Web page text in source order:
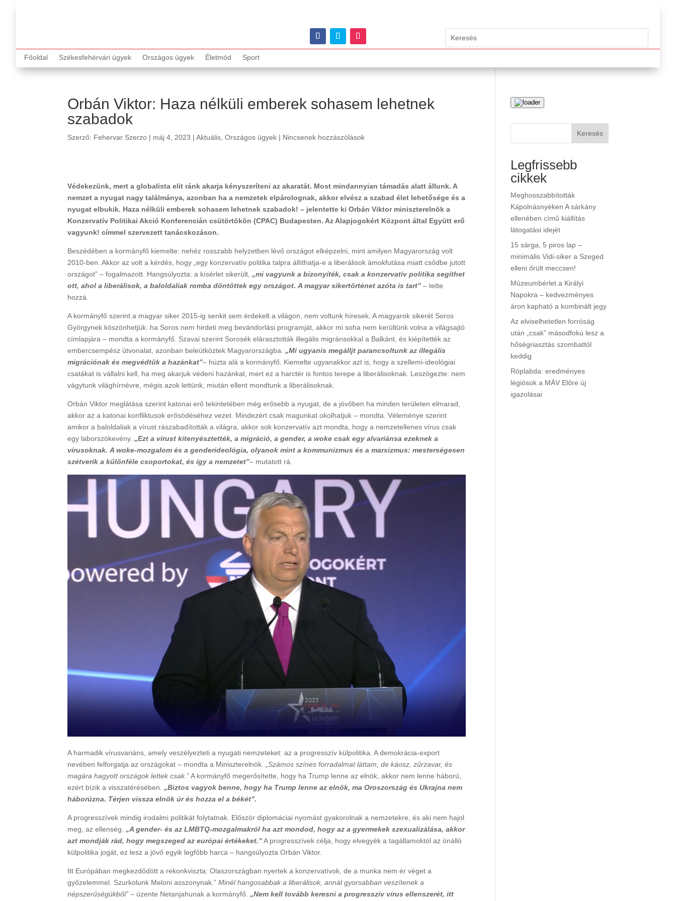
Főoldal Székesfehérvári ügyek Országos ügyek Életmód Sport
Orbán Viktor: Haza nélküli emberek sohasem lehetnek
szabadok
Szerző: Fehervar Szerzo | máj 4, 2023 |Aktuális ,Országos ügyek | Nincsenek hozzászólások
Védekezünk, mert a globalista elit ránk akarja kényszeríteni az akaratát. Most mindannyian támadás alatt állunk. A
nemzet a nyugat nagy találmánya, azonban ha a nemzetek elpárolognak, akkor elvész a szabad élet lehetősége és a
nyugat elbukik. Haza nélküli emberek sohasem lehetnek szabadok! – jelentette ki Orbán Viktor miniszterelnök a
Konzervatív Politikai Akció Konferencián csütörtökön (CPAC) Budapesten. Az Alapjogokért Központ által Együtt erő
vagyunk! címmel szervezett tanácskozáson.
Beszédében a kormányfő kiemelte: nehéz rosszabb helyzetben lévő országot elképzelni, mint amilyen Magyarország volt
2010-ben. Akkor az volt a kérdés, hogy „egy konzervatív politika talpra állíthatja-e a liberálisok ámokfutása miatt csődbe jutott
országot” – fogalmazott. Hangsúlyozta: a kísérlet sikerült,„mi vagyunk a bizonyíték, csak a konzervatív politika segíthet
ott, ahol a liberálisok, a baloldaliak romba döntöttek egy országot.A magyar sikertörténet azóta is tart” – tette
hozzá.
A kormányfő szerint a magyar siker 2015-ig senkit sem érdekelt a világon, nem voltunk híresek. A magyarok sikerét Soros
Györgynek köszönhetjük: ha Soros nem hirdeti meg bevándorlási programját, akkor mi soha nem kerültünk volna a világsajtó
címlapjára – mondta a kormányfő. Szavai szerint Sorosék elárasztották illegális migránsokkal a Balkánt, és kiépítették az
embercsempész útvonalat, azonban beleütköztek Magyarországba.„Mi ugyanis megálljt parancsoltunk az illegális
migrációnak és megvédtük a hazánkat”– húzta alá a kormányfő. Kiemelte ugyanakkor azt is, hogy a szellemi-ideológiai
csatákat is vállalni kell, ha meg akarjuk védeni hazánkat, mert ez a harctér is fontos terepe a liberálisoknak. Leszögezte: nem
vágytunk világhírnévre, mégis azok lettünk, miután ellent mondtunk a liberálisoknak.
Orbán Viktor meglátása szerint katonai erő tekintetében még erősebb a nyugat, de a jövőben ha minden területen elmarad,
akkor az a katonai konfliktusok erősödéséhez vezet. Mindezért csak magunkat okolhatjuk – mondta. Véleménye szerint
amikor a baloldaliak a vírust rászabadították a világra, akkor sok konzervatív azt mondta, hogy a nemzetellenes vírus csak
egy laborszökevény.„Ezt a vírust kitenyésztették, a migráció, a gender, a woke csak egy alvariánsa ezeknek a
vírusoknak. A woke-mozgalom és a genderideológia, olyanok mint a kommunizmus és a marxizmus: mesterségesen
szétverik a különféle csoportokat, és így a nemzetet”– mutatott rá.
A harmadik vírusvariáns, amely veszélyezteti a nyugati nemzeteket: az a progresszív külpolitika. A demokrácia-export
nevében felforgatja az országokat – mondta a Miniszterelnök.„Számos színes forradalmat láttam, de káosz, zűrzavar, és
magára hagyott országok lettek csak.”A kormányfő megerősítette, hogy ha Trump lenne az elnök, akkor nem lenne háború,
ezért bízik a visszatérésében.„Biztos vagyok benne, hogy ha Trump lenne az elnök, ma Oroszország és Ukrajna nem
háborúzna. Térjen vissza elnök úr és hozza el a békét”.
A progresszívek mindig irodalmi politikát folytatnak. Először diplomáciai nyomást gyakorolnak a nemzetekre, és aki nem hajol
meg, az ellenség.„A gender- és az LMBTQ-mozgalmakról ha azt mondod, hogy az a gyermekek szexualizálása, akkor
azt mondják rád, hogy megszeged az európai értékeket.”A progresszívek célja, hogy elvegyék a tagállamoktól az önálló
külpolitika jogát, ez lesz a jövő egyik legfőbb harca – hangsúlyozta Orbán Viktor.
Itt Európában megkezdődött a rekonkviszta: Olaszországban nyertek a konzervatívok, de a munka nem ér véget a
győzelemmel. Szurkolunk Meloni asszonynak.”Minél hangosabbak a liberálisok, annál gyorsabban veszítenek a
népszerűségükből” – üzente Netanjahunak a kormányfő.„Nem kell tovább keresni a progresszív vírus ellenszerét, itt
Keresés
Legfrissebb
cikkek
Meghosszabbították
Kápolnásnyéken A sárkány
ellenében című kiállítás
látogatási idejét
15 sárga, 5 piros lap –
minimális Vidi-siker a Szeged
elleni őrült meccsen!
Múzeumbérlet a Királyi
Napokra – kedvezményes
áron kapható a kombinált jegy
Az elviselhetetlen forróság
után „csak” másodfokú lesz a
hőségriasztás szombattól
keddig
Röplabda: eredményes
légiósok a MÁV Előre új
igazolásai